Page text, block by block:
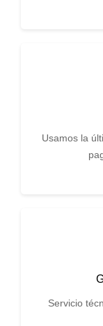
Usamos la
Servicio